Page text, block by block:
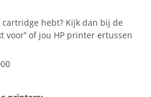
hebt? Kijk dan bij de
voor’’ of jou HP printer ertussen